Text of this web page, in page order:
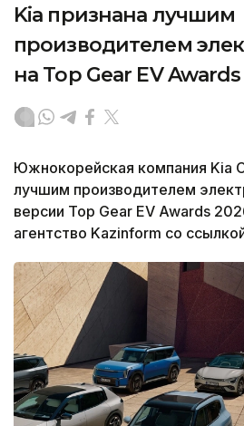
Kia признана лучшим
производителем
на Top Gear EV Awards
Южнокорейская компания Kia
лучшим производителем
версии Top Gear EV Awards
агентство Kazinform со